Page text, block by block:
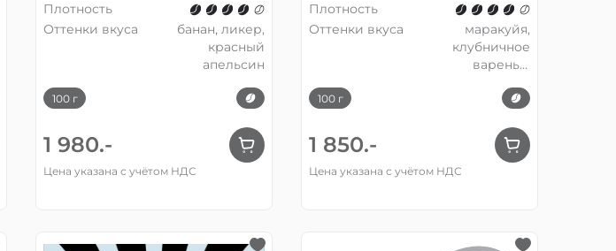
Плотность
Оттенки вкуса
банан, ликер,
красный
апельсин
100 г
1 980.-
Цена указана с учётом НДС
Плотность
Оттенки вкуса
маракуйя,
клубничное
варенье,
шоколад
100 г
1 850.-
Цена указана с учётом НДС